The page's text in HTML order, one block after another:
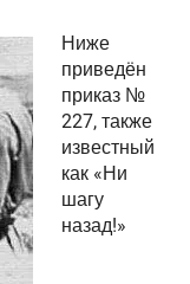
Ниже
приведён
приказ №
227, также
известный
как «Ни
шагу
назад!»